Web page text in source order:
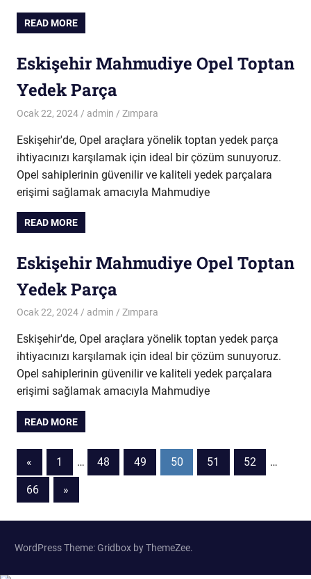
READ MORE
Eskişehir Mahmudiye Opel Toptan
Yedek Parça
Ocak 22, 2024 admin Zımpara
Eskişehir'de, Opel araçlara yönelik toptan yedek parça
ihtiyacınızı karşılamak için ideal bir çözüm sunuyoruz.
Opel sahiplerinin güvenilir ve kaliteli yedek parçalara
erişimi sağlamak amacıyla Mahmudiye
READ MORE
Eskişehir Mahmudiye Opel Toptan
Yedek Parça
Ocak 22, 2024 admin Zımpara
Eskişehir'de, Opel araçlara yönelik toptan yedek parça
ihtiyacınızı karşılamak için ideal bir çözüm sunuyoruz.
Opel sahiplerinin güvenilir ve kaliteli yedek parçalara
erişimi sağlamak amacıyla Mahmudiye
READ MORE
Yazı
sayfalaması
« Previous
Posts
1 … 48 49 50 51 52 …
66
Next
Posts
»
WordPress Theme: Gridbox by ThemeZee.